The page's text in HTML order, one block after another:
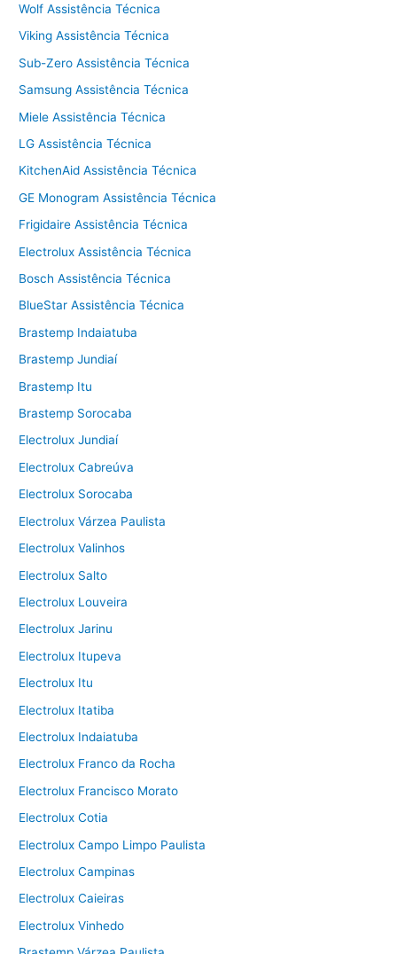
Wolf Assistência Técnica
Viking Assistência Técnica
Sub-Zero Assistência Técnica
Samsung Assistência Técnica
Miele Assistência Técnica
LG Assistência Técnica
KitchenAid Assistência Técnica
GE Monogram Assistência Técnica
Frigidaire Assistência Técnica
Electrolux Assistência Técnica
Bosch Assistência Técnica
BlueStar Assistência Técnica
Brastemp Indaiatuba
Brastemp Jundiaí
Brastemp Itu
Brastemp Sorocaba
Electrolux Jundiaí
Electrolux Cabreúva
Electrolux Sorocaba
Electrolux Várzea Paulista
Electrolux Valinhos
Electrolux Salto
Electrolux Louveira
Electrolux Jarinu
Electrolux Itupeva
Electrolux Itu
Electrolux Itatiba
Electrolux Indaiatuba
Electrolux Franco da Rocha
Electrolux Francisco Morato
Electrolux Cotia
Electrolux Campo Limpo Paulista
Electrolux Campinas
Electrolux Caieiras
Electrolux Vinhedo